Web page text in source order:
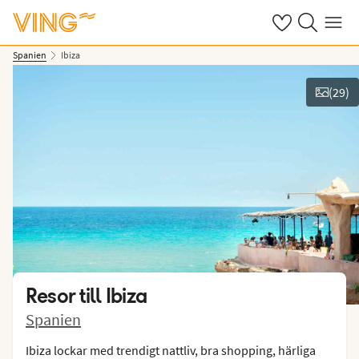
Se dinaSök på ving.se
Meny
Spanien Ibiza
(29)
Resor till Ibiza
Spanien
Ibiza lockar med trendigt nattliv, bra shopping, härliga